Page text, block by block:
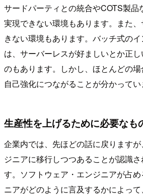
サードパーティとの統合やCOTS製品
実現できない環境もあります。また
きない環境もあります。バッチ式の
は、サーバーレスが好ましいとか正
のもあります。しかし、ほとんどの
自己強化につながることが分かってい
生産性を上げるために必要なも
企業内では、先ほどの話に戻ります
ジニアに移行しつつあることが認識
す。ソフトウェア・エンジニアが占
ニアがどのように言及するかによっ